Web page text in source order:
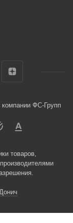
ФС-Групп
товаров,